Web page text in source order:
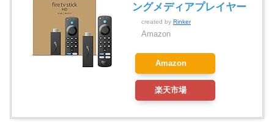
ングメディアプレイヤー
created by Rinker
Amazon
Amazon
楽天市場